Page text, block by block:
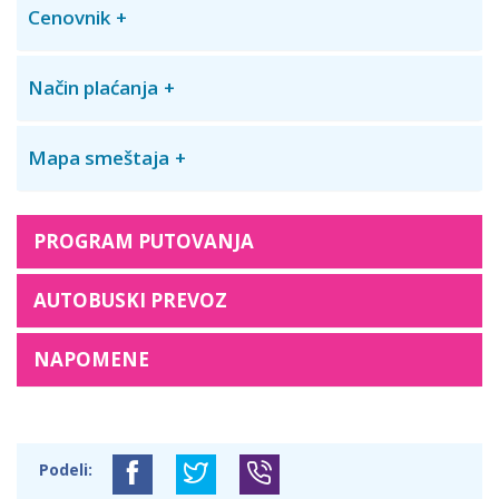
Cenovnik
Način plaćanja
Mapa smeštaja
PROGRAM PUTOVANJA
AUTOBUSKI PREVOZ
NAPOMENE
Podeli: